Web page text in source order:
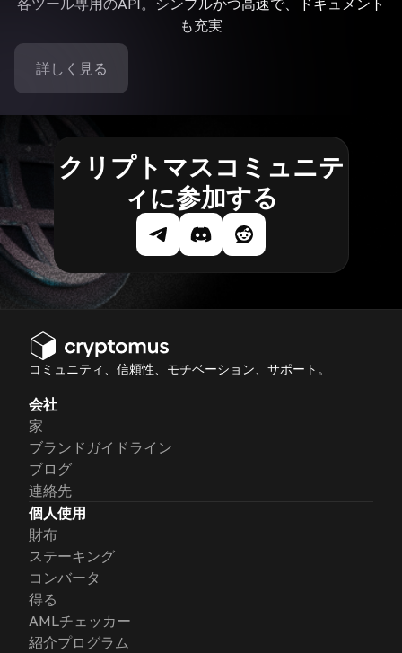
各ツール専用のAPI。シンプルかつ高速で、ドキュメント
も充実
詳しく見る
クリプトマスコミュニテ
ィに参加する
コミュニティ、信頼性、モチベーション、サポート。
会社
家
ブランドガイドライン
ブログ
連絡先
個人使用
財布
ステーキング
コンバータ
得る
AMLチェッカー
紹介プログラム